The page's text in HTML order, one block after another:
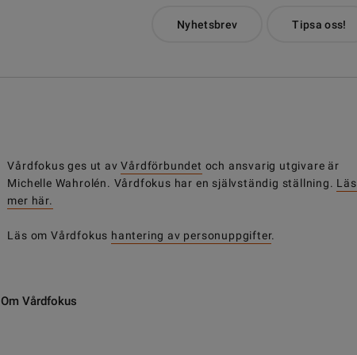
Nyhetsbrev Tipsa oss!
Vårdfokus ges ut avVårdförbundet och ansvarig utgivare är
Michelle Wahrolén. Vårdfokus har en självständig ställning. Läs
mer här.
Läs om Vårdfokus hantering av personuppgifter.
Om Vårdfokus